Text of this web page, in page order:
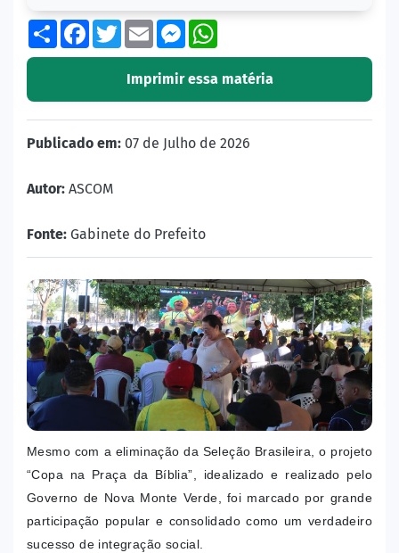
ShareFacebook
TwitterEmailMessenger
Imprimir essa matéria
Publicado em: 07 de Julho de 2026
Autor: ASCOM
Fonte: Gabinete do Prefeito
Mesmo com a eliminação da Seleção Brasileira, o projeto
“Copa na Praça da Bíblia”, idealizado e realizado pelo
Governo de Nova Monte Verde, foi marcado por grande
participação popular e consolidado como um verdadeiro
sucesso de integração social.